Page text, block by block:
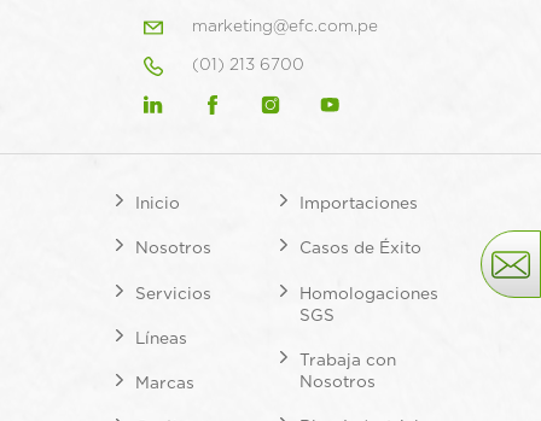
marketing@efc.com.pe
(01) 213 6700
Inicio
Nosotros
Servicios
Líneas
Marcas
Importaciones
Casos de Éxito
Homologaciones
SGS
Trabaja con
Nosotros